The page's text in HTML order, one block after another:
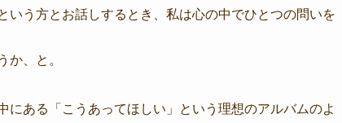
いう方とお話しするとき、私は心の中でひとつの問いを
か、と。
ある「こうあってほしい」という理想のアルバムのよ